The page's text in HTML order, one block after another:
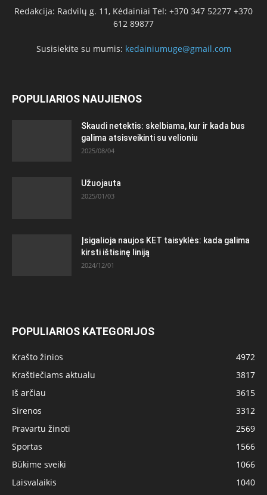
Redakcija: Radvilų g. 11, Kėdainiai Tel: +370 347 52277 +370
612 89877
Susisiekite su mumis: kedainiumuge@gmail.com
POPULIARIOS NAUJIENOS
Skaudi netektis: skelbiama, kur ir kada bus
galima atsisveikinti su velioniu
2025/08/04
Užuojauta
2025/01/03
Įsigalioja naujos KET taisyklės: kada galima
kirsti ištisinę liniją
2024/12/01
POPULIARIOS KATEGORIJOS
Krašto žinios
4972
Kraštiečiams aktualu
3817
Iš arčiau
3615
Sirenos
3312
Pravartu žinoti
2569
Sportas
1566
Būkime sveiki
1066
Laisvalaikis
1040